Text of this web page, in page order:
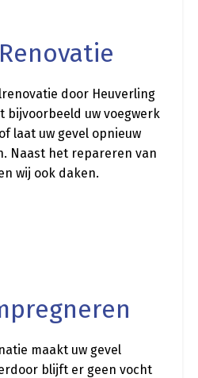
door Heuverling
bijvoorbeeld uw voegwerk
laat uw gevel opnieuw
Naast het repareren van
wij ook daken.
maakt uw gevel
blijft er geen vocht